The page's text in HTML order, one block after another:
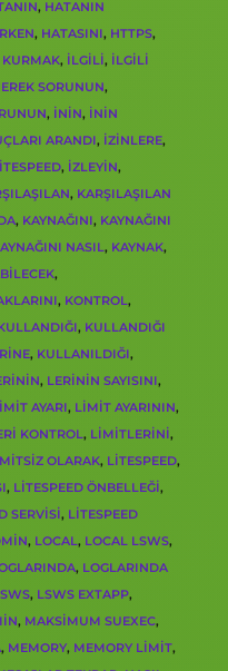
, HATANIN
, HATASINI, HTTPS,
, ILGILI, ILGILI
SORUNUN,
, ININ, ININ
ARANDI, IZINLERE,
, IZLEYIN,
, KARŞILAŞILAN
, KAYNAĞINI, KAYNAĞINI
NASIL, KAYNAK,
,
, KONTROL,
, KULLANDIĞI
, KULLANILDIĞI,
, LERININ SAYISINI,
AYARI, LIMIT AYARININ,
KONTROL, LIMITLERINI,
OLARAK, LITESPEED,
, LITESPEED ÖNBELLEĞI,
SERVISI, LITESPEED
, LOCAL, LOCAL LSWS,
, LOGLARINDA
, LSWS EXTAPP,
, MAKSIMUM SUEXEC,
, MEMORY, MEMORY LIMIT,